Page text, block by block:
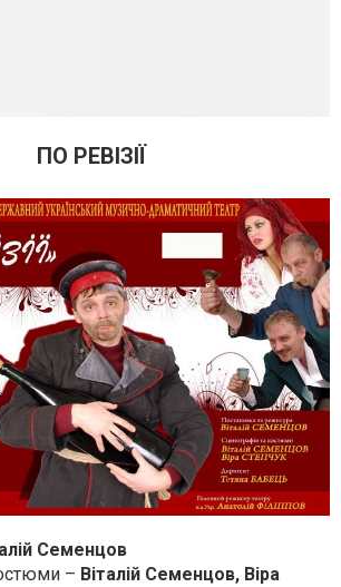
ПО РЕВІЗІЇ
Семенцов
– Віталій Семенцов, Віра